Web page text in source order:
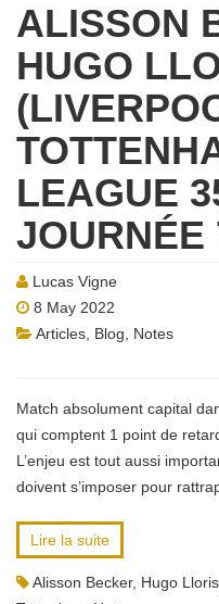
ALISSON
HUGO
LEAGUE
JOURNÉE
Lucas Vigne
8 May 2022
Articles Blog
Notes
Match absolument capital
qui comptent 1 point de
L’enjeu est tout aussi
doivent s’imposer pour
Lire la suite
Alisson Becker, Hugo Lloris